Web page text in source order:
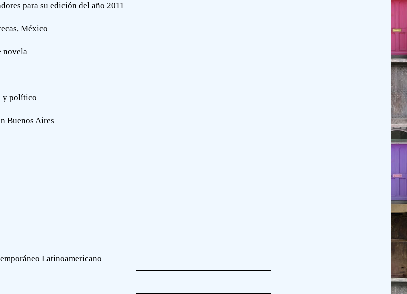
para su edición del año 2011
México
novela
y político
Buenos Aires
Latinoamericano